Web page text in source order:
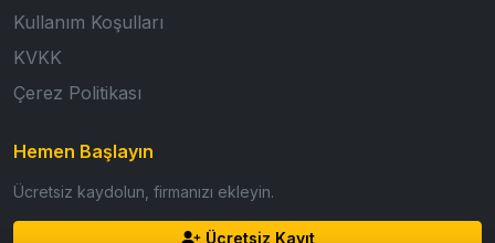
Kullanım Koşulları
KVKK
Çerez Politikası
Hemen Başlayın
Ücretsiz kaydolun, firmanızı ekleyin.
Ücretsiz Kayıt